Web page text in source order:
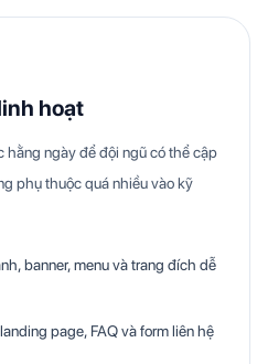
hoạt
hằng ngày để đội ngũ có thể cập
phụ thuộc quá nhiều vào kỹ
banner, menu và trang đích dễ
page, FAQ và form liên hệ